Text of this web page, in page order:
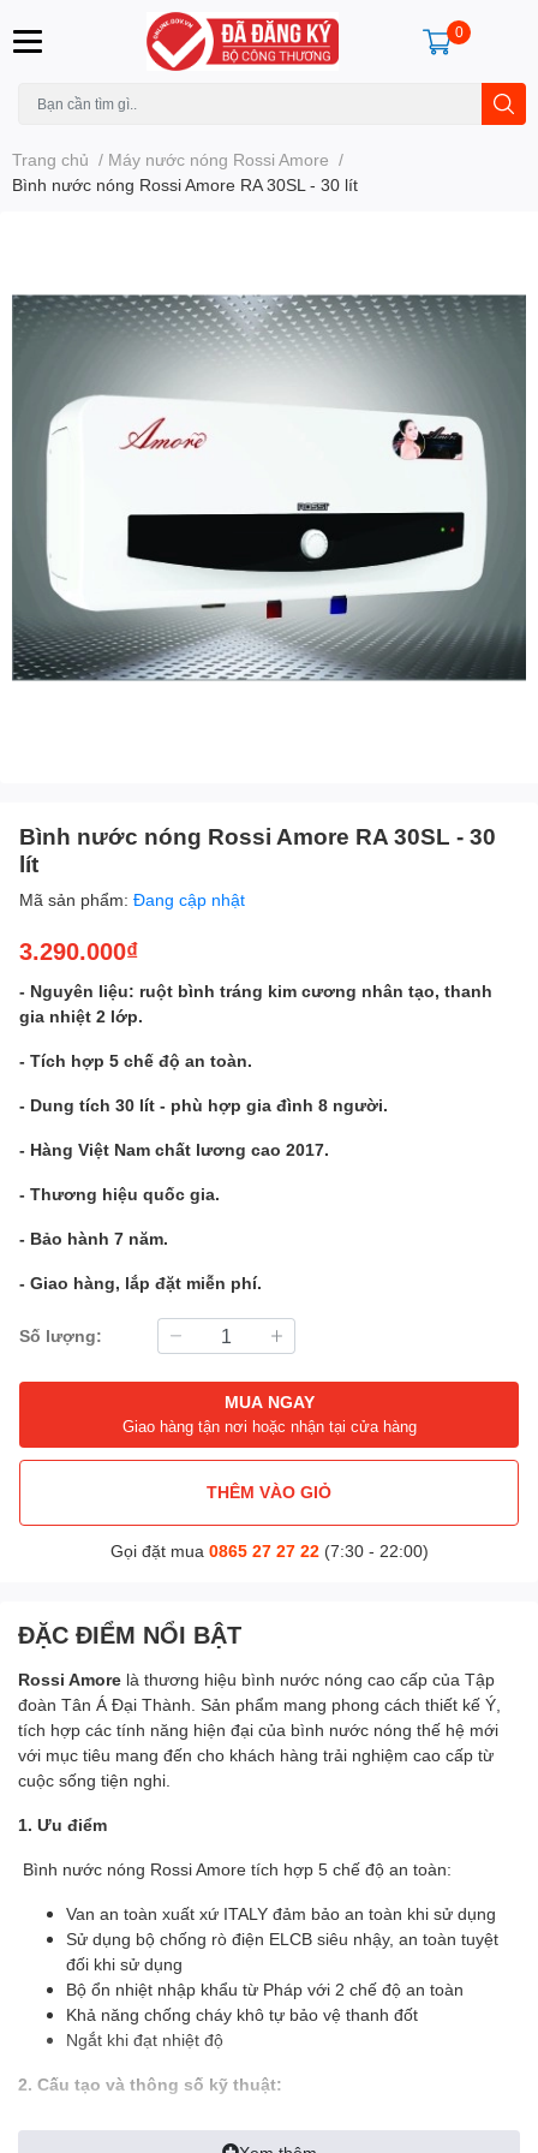
0
Trang chủ / Máy nước nóng Rossi Amore /
Bình nước nóng Rossi Amore RA 30SL - 30 lít
Bình nước nóng Rossi Amore RA 30SL - 30
lít
Mã sản phẩm: Đang cập nhật
3.290.000₫
- Nguyên liệu: ruột bình tráng kim cương nhân tạo, thanh
gia nhiệt 2 lớp.
- Tích hợp 5 chế độ an toàn.
- Dung tích 30 lít - phù hợp gia đình 8 người.
- Hàng Việt Nam chất lương cao 2017.
- Thương hiệu quốc gia.
- Bảo hành 7 năm.
- Giao hàng, lắp đặt miễn phí.
Số lượng:
MUA NGAY
Giao hàng tận nơi hoặc nhận tại cửa hàng
THÊM VÀO GIỎ
Gọi đặt mua 0865 27 27 22(7:30 - 22:00)
ĐẶC ĐIỂM NỔI BẬT
Rossi Amore là thương hiệu bình nước nóng cao cấp của Tập
đoàn Tân Á Đại Thành. Sản phẩm mang phong cách thiết kế Ý,
tích hợp các tính năng hiện đại của bình nước nóng thế hệ mới
với mục tiêu mang đến cho khách hàng trải nghiệm cao cấp từ
cuộc sống tiện nghi.
1. Ưu điểm
Bình nước nóng Rossi Amore tích hợp 5 chế độ an toàn:
Van an toàn xuất xứ ITALY đảm bảo an toàn khi sử dụng
Sử dụng bộ chống rò điện ELCB siêu nhậy, an toàn tuyệt
đối khi sử dụng
Bộ ổn nhiệt nhập khẩu từ Pháp với 2 chế độ an toàn
Khả năng chống cháy khô tự bảo vệ thanh đốt
Ngắt khi đạt nhiệt độ
2. Cấu tạo và thông số kỹ thuật:
Ruột bình tráng kim cương nhân tạo siêu bền bảo hành 7